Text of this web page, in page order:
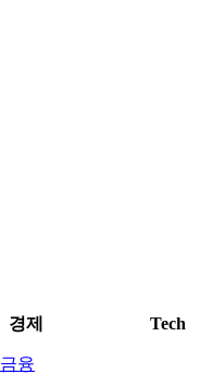
경제 Tech
금융